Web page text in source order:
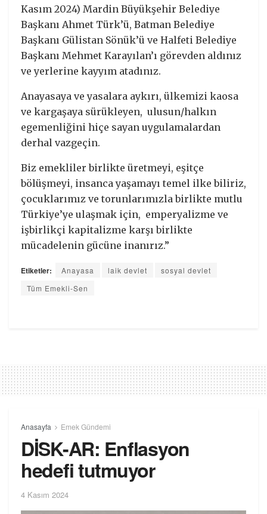
Kasım 2024) Mardin Büyükşehir Belediye
Başkanı Ahmet Türk’ü, Batman Belediye
Başkanı Gülistan Sönük’ü ve Halfeti Belediye
Başkanı Mehmet Karayılan’ı görevden aldınız
ve yerlerine kayyım atadınız.
Anayasaya ve yasalara aykırı, ülkemizi kaosa
ve kargaşaya sürükleyen, ulusun/halkın
egemenliğini hiçe sayan uygulamalardan
derhal vazgeçin.
Biz emekliler birlikte üretmeyi, eşitçe
bölüşmeyi, insanca yaşamayı temel ilke biliriz,
çocuklarımız ve torunlarımızla birlikte mutlu
Türkiye’ye ulaşmak için, emperyalizme ve
işbirlikçi kapitalizme karşı birlikte
mücadelenin gücüne inanırız.”
Etiketler: Anayasa laik devlet
sosyal devlet
Tüm Emekli-Sen
Anasayfa Emek Gündemi
DİSK-AR: Enflasyon
hedefi tutmuyor
4 Kasım 2024